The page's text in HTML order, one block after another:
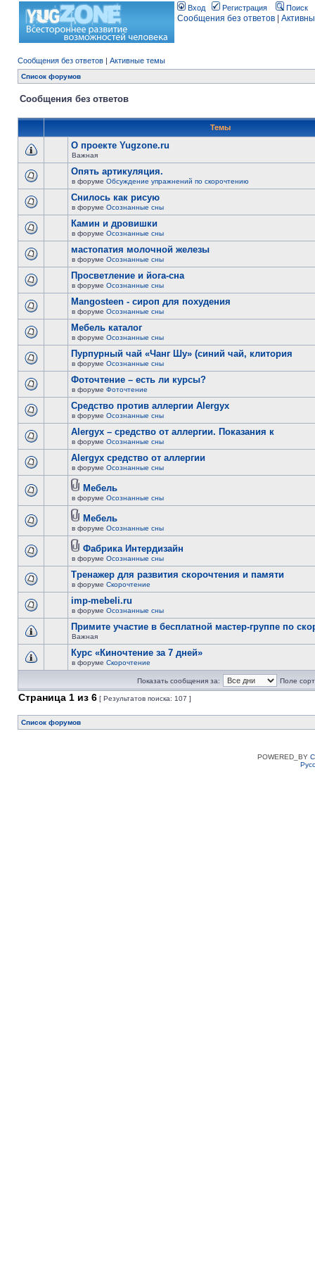
Вход Регистрация Поиск
Сообщения без ответов
Сообщения без ответов | Активные темы
Список форумов
Сообщения без ответов
Темы
О проекте Yugzone.ru
Важная
Опять артикуляция.
в форуме Обсуждение упражнений по скорочтению
Снилось как рисую
в форуме Осознанные сны
Камин и дровишки
в форуме Осознанные сны
мастопатия молочной железы
в форуме Осознанные сны
Просветление и йога-сна
в форуме Осознанные сны
Mangosteen - сироп для похудения
в форуме Осознанные сны
Мебель каталог
в форуме Осознанные сны
Пурпурный чай «Чанг Шу» (синий чай, клитория
в форуме Осознанные сны
Фоточтение – есть ли курсы?
в форуме Фоточтение
Cредство против аллергии Alergyx
в форуме Осознанные сны
Alergyx – средство от аллергии. Показания к
в форуме Осознанные сны
Alergyx средство от аллергии
в форуме Осознанные сны
Мебель
в форуме Осознанные сны
Мебель
в форуме Осознанные сны
Фабрика Интердизайн
в форуме Осознанные сны
Тренажер для развития скорочтения и памяти
в форуме Скорочтение
imp-mebeli.ru
в форуме Осознанные сны
Примите участие в бесплатной мастер-группе по
Важная
Курс «Киночтение за 7 дней»
в форуме Скорочтение
Показать сообщения за: Поле
Страница 1 из 6 [ Результатов поиска: 107 ]
Список форумов
POWERED_BY